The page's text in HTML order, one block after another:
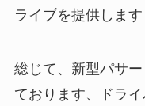
ライブを提供します
総じて、新型パサ
ております、ドラ